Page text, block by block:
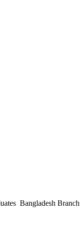
Bangladesh Branch